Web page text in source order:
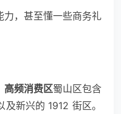
力，甚至懂一些商务礼
高频消费区蜀山区包含
新兴的 1912 街区。